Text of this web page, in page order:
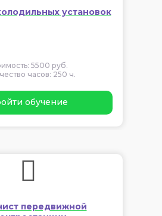
установок
5500 руб.
часов: 250 ч.
обучение
передвижной